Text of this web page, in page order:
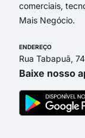
comerciais,
Mais Negócio.
ENDEREÇO
Rua Tabapuã,
Baixe nosso